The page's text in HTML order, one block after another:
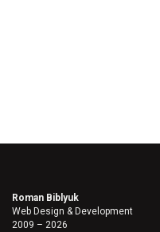
Roman Biblyuk
Web Design & Development
2009 – 2026